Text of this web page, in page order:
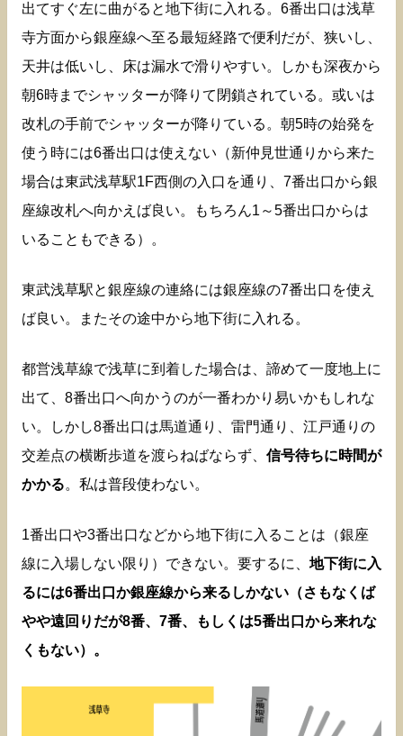
出てすぐ左に曲がると地下街に入れる。6番出口は浅草
寺方面から銀座線へ至る最短経路で便利だが、狭いし、
天井は低いし、床は漏水で滑りやすい。しかも深夜から
朝6時までシャッターが降りて閉鎖されている。或いは
改札の手前でシャッターが降りている。朝5時の始発を
使う時には6番出口は使えない（新仲見世通りから来た
場合は東武浅草駅1F西側の入口を通り、7番出口から銀
座線改札へ向かえば良い。もちろん1～5番出口からは
いることもできる）。
東武浅草駅と銀座線の連絡には銀座線の7番出口を使え
ば良い。またその途中から地下街に入れる。
都営浅草線で浅草に到着した場合は、諦めて一度地上に
出て、8番出口へ向かうのが一番わかり易いかもしれな
い。しかし8番出口は馬道通り、雷門通り、江戸通りの
交差点の横断歩道を渡らねばならず、 信号待ちに時間が
かかる。私は普段使わない。
1番出口や3番出口などから地下街に入ることは（銀座
線に入場しない限り）できない。要するに、 地下街に入
るには6番出口か銀座線から来るしかない（さもなくば
やや遠回りだが8番、7番、もしくは5番出口から来れな
くもない）。